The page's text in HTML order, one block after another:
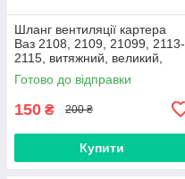
Шланг вентиляції картера
Ваз 2108, 2109, 21099, 2113-
2115, витяжний, великий,
нижній
Готово до відправки
150 ₴ 200 ₴
Купити